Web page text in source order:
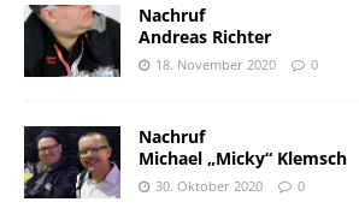
Nachruf
Andreas Richter
18. November 2020 0
Nachruf
Michael „Micky“ Klemsch
30. Oktober 2020 0